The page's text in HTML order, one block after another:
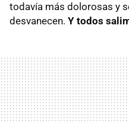
todavía más dolorosas y
desvanecen. Y todos